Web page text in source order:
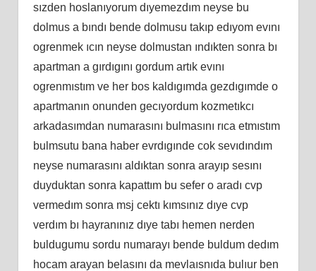
sızden hoslanıyorum dıyemezdım neyse bu
dolmus a bındı bende dolmusu takıp edıyom evını
ogrenmek ıcın neyse dolmustan ındıkten sonra bı
apartman a gırdıgını gordum artık evını
ogrenmıstım ve her bos kaldıgımda gezdıgımde o
apartmanın onunden gecıyordum kozmetıkcı
arkadasımdan numarasını bulmasını rıca etmıstım
bulmsutu bana haber evrdıgınde cok sevıdındım
neyse numarasını aldıktan sonra arayıp sesını
duyduktan sonra kapattım bu sefer o aradı cvp
vermedım sonra msj cektı kımsınız dıye cvp
verdım bı hayranınız dıye tabı hemen nerden
buldugumu sordu numarayı bende buldum dedım
hocam arayan belasını da mevlaısnıda bulıur ben